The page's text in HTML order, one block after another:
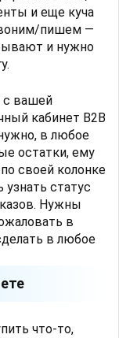
и еще куча
пишем —
и нужно
с вашей
кабинет B2B
в любое
остатки, ему
своей колонке
статус
Нужны
в
в любое
что-то,